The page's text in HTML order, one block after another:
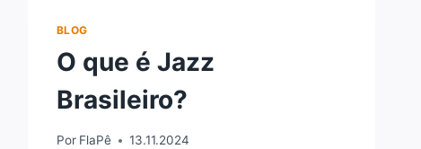
BLOG
O que é Jazz
Brasileiro?
Por FlaPê 13.11.2024